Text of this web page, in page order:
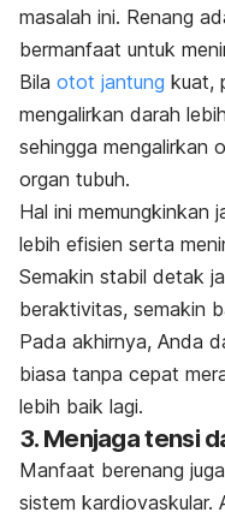
masalah ini. Renang
bermanfaat untuk
Bila otot jantung kuat,
mengalirkan darah
sehingga mengalirkan
organ tubuh.
Hal ini memungkinkan
lebih efisien serta
Semakin stabil detak
beraktivitas, semakin
Pada akhirnya, Anda
biasa tanpa cepat
lebih baik lagi.
3. Menjaga tensi
Manfaat berenang
sistem kardiovaskular.